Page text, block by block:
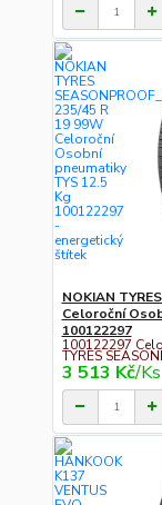
NOKIAN
Celoroční
100122297
100122297
TYRES
3 513 Kč/Ks